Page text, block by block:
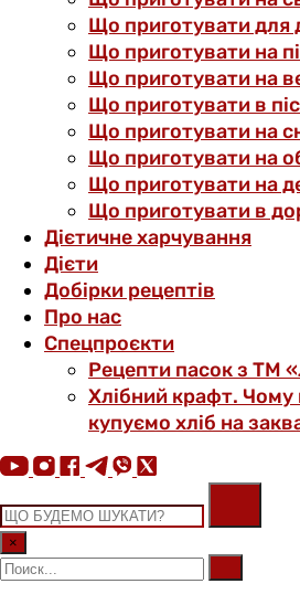
Що приготувати для
Що приготувати на
Що приготувати на
Що приготувати в
Що приготувати на
Що приготувати на
Що приготувати на
Що приготувати в
Дієтичне харчування
Дієти
Добірки рецептів
Про нас
Спецпроєкти
Рецепти пасок з ТМ
Хлібний крафт. Чому
купуємо хліб на
×